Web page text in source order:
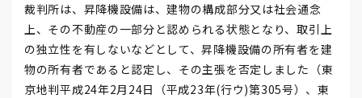
裁判所は、昇降機設備は、建物の構成部分又は社会通念
上、その不動産の一部分と認められる状態となり、取引上
の独立性を有しないなどとして、昇降機設備の所有者を建
物の所有者であると認定し、その主張を否定しました（東
京地判平成24年2月24日（平成23年(行ウ)第305号）、東